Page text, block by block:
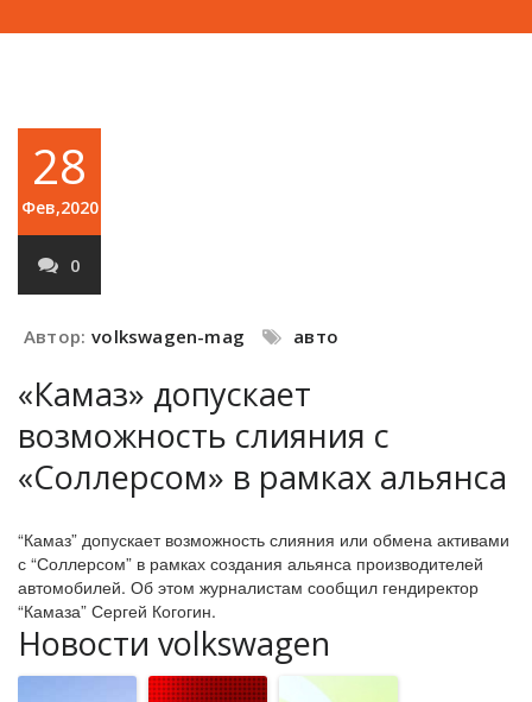
28
Фев,2020
0
Автор: volkswagen-mag авто
«Камаз» допускает
возможность слияния с
«Соллерсом» в рамках альянса
“Камаз” допускает возможность слияния или обмена активами
с “Соллерсом” в рамках создания альянса производителей
автомобилей. Об этом журналистам сообщил гендиректор
“Камаза” Сергей Когогин.
Новости volkswagen